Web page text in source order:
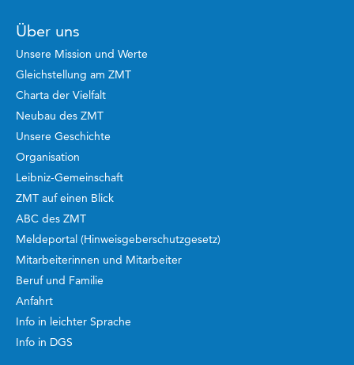
Über uns
Unsere Mission und Werte
Gleichstellung am ZMT
Charta der Vielfalt
Neubau des ZMT
Unsere Geschichte
Organisation
Leibniz-Gemeinschaft
ZMT auf einen Blick
ABC des ZMT
Meldeportal (Hinweisgeberschutzgesetz)
Mitarbeiterinnen und Mitarbeiter
Beruf und Familie
Anfahrt
Info in leichter Sprache
Info in DGS